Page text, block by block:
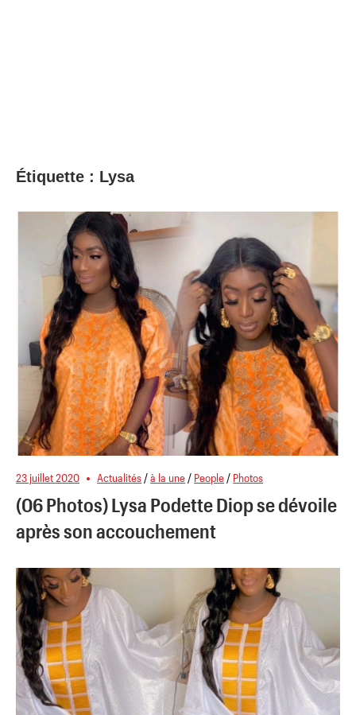
Étiquette : Lysa
23 juillet 2020 Actualités /à la une / People / Photos
(06 Photos) Lysa Podette Diop se dévoile
après son accouchement